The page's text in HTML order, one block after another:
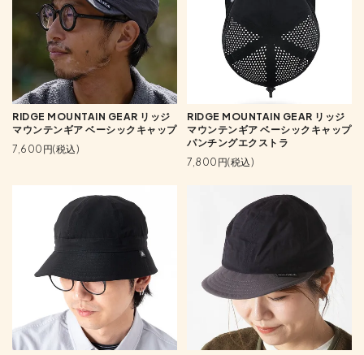
RIDGE MOUNTAIN GEAR リッジ
マウンテンギア ベーシックキャップ
7,600円(税込)
RIDGE MOUNTAIN GEAR リッジ
マウンテンギア ベーシックキャップ
パンチングエクストラ
7,800円(税込)